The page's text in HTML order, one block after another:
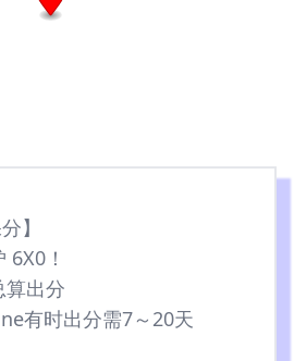
】
！
算出分
有时出分需7～20天